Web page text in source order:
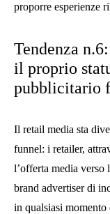
proporre esperienze
Tendenza
il proprio
pubblicitario
Il retail media sta
funnel: i retailer,
l’offerta media verso
brand advertiser di
in qualsiasi momento